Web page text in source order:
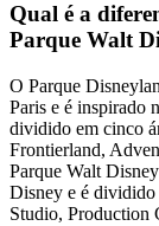
Qual é a
Parque Walt
O Parque
Paris e é inspirado
dividido em cinco
Frontierland,
Parque Walt
Disney e é dividido
Studio, Production